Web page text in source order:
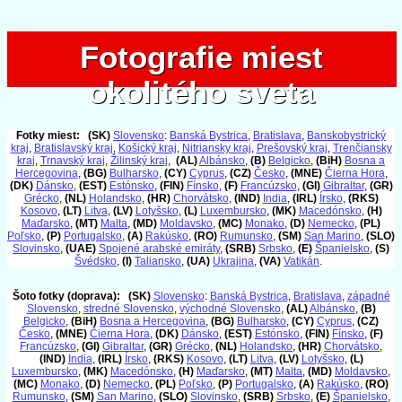
Fotografie miest
okolitého sveta
Fotografie miest
okolitého sveta
Fotky miest: (SK) Slovensko: Banská Bystrica, Bratislava, Banskobystrický
kraj, Bratislavský kraj, Košický kraj, Nitriansky kraj, Prešovský kraj, Trenčiansky
kraj, Trnavský kraj, Žilinský kraj, (AL)Albánsko, (B) Belgicko, (BiH) Bosna a
Hercegovina, (BG) Bulharsko, (CY) Cyprus, (CZ) Česko, (MNE) Čierna Hora,
(DK) Dánsko, (EST) Estónsko, (FIN) Fínsko, (F) Francúzsko, (GI) Gibraltar, (GR)
Grécko, (NL) Holandsko, (HR) Chorvátsko, (IND) India, (IRL) Írsko, (RKS)
Kosovo, (LT) Litva, (LV) Lotyšsko, (L) Luxembursko, (MK) Macedónsko, (H)
Maďarsko, (MT) Malta, (MD) Moldavsko, (MC) Monako, (D) Nemecko, (PL)
Poľsko, (P) Portugalsko, (A) Rakúsko, (RO) Rumunsko, (SM) San Marino, (SLO)
Slovinsko, (UAE) Spojené arabské emiráty, (SRB) Srbsko, (E) Španielsko, (S)
Švédsko, (I) Taliansko, (UA) Ukrajina, (VA) Vatikán.
Šoto fotky (doprava): (SK) Slovensko: Banská Bystrica, Bratislava, západné
Slovensko, stredné Slovensko, východné Slovensko, (AL)Albánsko, (B)
Belgicko, (BiH) Bosna a Hercegovina, (BG) Bulharsko, (CY) Cyprus, (CZ)
Česko, (MNE) Čierna Hora, (DK) Dánsko, (EST) Estónsko, (FIN) Fínsko, (F)
Francúzsko, (GI) Gibraltar, (GR) Grécko, (NL) Holandsko, (HR) Chorvátsko,
(IND) India, (IRL) Írsko, (RKS) Kosovo, (LT) Litva, (LV) Lotyšsko, (L)
Luxembursko, (MK) Macedónsko, (H) Maďarsko, (MT) Malta, (MD) Moldavsko,
(MC) Monako, (D) Nemecko, (PL) Poľsko, (P) Portugalsko, (A) Rakúsko, (RO)
Rumunsko, (SM) San Marino, (SLO) Slovinsko, (SRB) Srbsko, (E) Španielsko,